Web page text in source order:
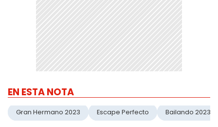
EN ESTA NOTA
Gran Hermano 2023 Escape Perfecto Bailando 2023